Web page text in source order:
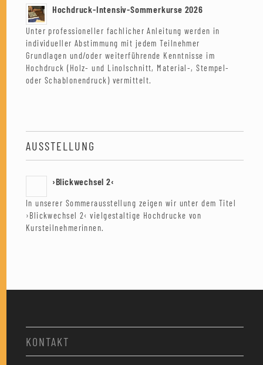
Hochdruck-Intensiv-Sommerkurse 2026
Unter professioneller fachlicher Anleitung werden in
individueller Abstimmung mit jedem Teilnehmer
Grundlagen und/oder weiterführende Kenntnisse im
Hochdruck (Holz- und Linolschnitt, Material-, Stempel-
oder Schablonendruck) vermittelt.
AUSSTELLUNG
›Blickwechsel 2‹
In unserer Sommerausstellung zeigen wir unter dem Titel
›Blickwechsel 2‹ vielgestaltige Hochdrucke von
Kursteilnehmerinnen.
KONTAKT